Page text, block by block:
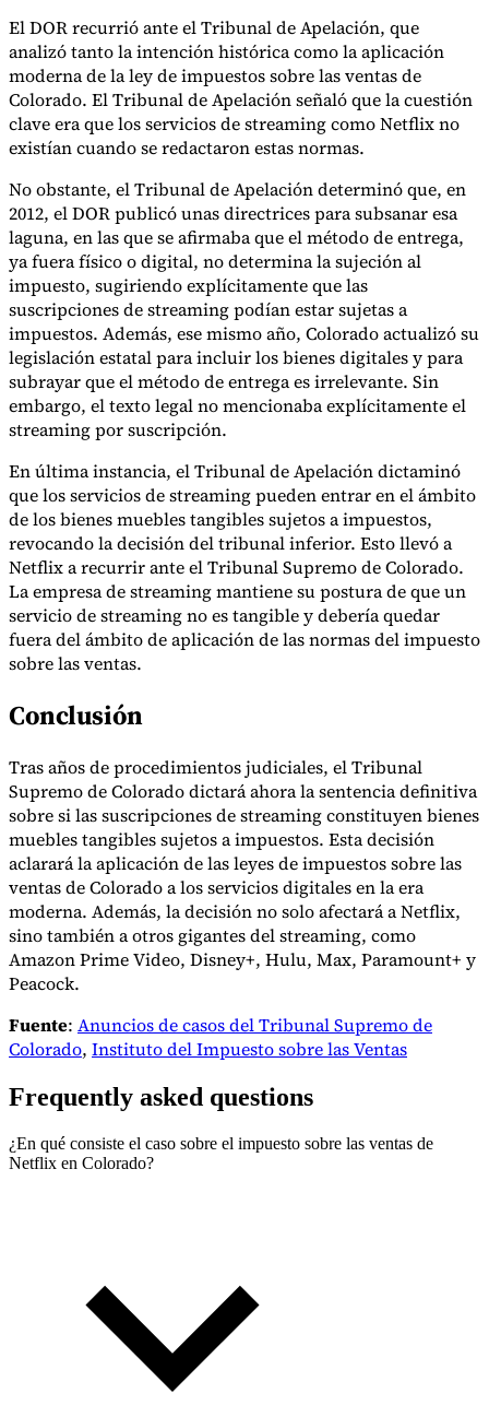
El DOR recurrió ante el Tribunal de Apelación, que
analizó tanto la intención histórica como la aplicación
moderna de la ley de impuestos sobre las ventas de
Colorado. El Tribunal de Apelación señaló que la cuestión
clave era que los servicios de streaming como Netflix no
existían cuando se redactaron estas normas.
No obstante, el Tribunal de Apelación determinó que, en
2012, el DOR publicó unas directrices para subsanar esa
laguna, en las que se afirmaba que el método de entrega,
ya fuera físico o digital, no determina la sujeción al
impuesto, sugiriendo explícitamente que las
suscripciones de streaming podían estar sujetas a
impuestos. Además, ese mismo año, Colorado actualizó su
legislación estatal para incluir los bienes digitales y para
subrayar que el método de entrega es irrelevante. Sin
embargo, el texto legal no mencionaba explícitamente el
streaming por suscripción.
En última instancia, el Tribunal de Apelación dictaminó
que los servicios de streaming pueden entrar en el ámbito
de los bienes muebles tangibles sujetos a impuestos,
revocando la decisión del tribunal inferior. Esto llevó a
Netflix a recurrir ante el Tribunal Supremo de Colorado.
La empresa de streaming mantiene su postura de que un
servicio de streaming no es tangible y debería quedar
fuera del ámbito de aplicación de las normas del impuesto
sobre las ventas.
Conclusión
Tras años de procedimientos judiciales, el Tribunal
Supremo de Colorado dictará ahora la sentencia definitiva
sobre si las suscripciones de streaming constituyen bienes
muebles tangibles sujetos a impuestos. Esta decisión
aclarará la aplicación de las leyes de impuestos sobre las
ventas de Colorado a los servicios digitales en la era
moderna. Además, la decisión no solo afectará a Netflix,
sino también a otros gigantes del streaming, como
Amazon Prime Video, Disney+, Hulu, Max, Paramount+ y
Peacock.
Fuente: Anuncios de casos del Tribunal Supremo de
Colorado, Instituto del Impuesto sobre las Ventas
Frequently asked questions
¿En qué consiste el caso sobre el impuesto sobre las ventas de
Netflix en Colorado?